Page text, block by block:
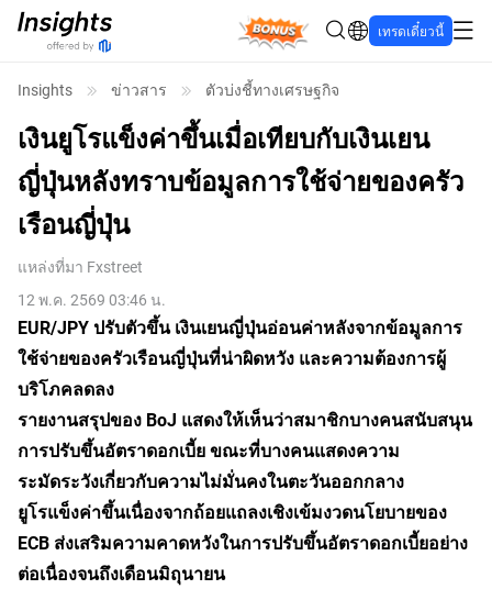
Bonus เทรดเดี๋ยวนี้
Insights ข่าวสาร ตัวบ่งชี้ทางเศรษฐกิจ
เงินยูโรแข็งค่าขึ้นเมื่อเทียบกับเงินเยน
ญี่ปุ่นหลังทราบข้อมูลการใช้จ่ายของครัว
เรือนญี่ปุ่น
แหล่งที่มา Fxstreet
12 พ.ค. 2569 03:46 น.
EUR/JPY ปรับตัวขึ้น เงินเยนญี่ปุ่นอ่อนค่าหลังจากข้อมูลการ
ใช้จ่ายของครัวเรือนญี่ปุ่นที่น่าผิดหวัง และความต้องการผู้
บริโภคลดลง
รายงานสรุปของ BoJ แสดงให้เห็นว่าสมาชิกบางคนสนับสนุน
การปรับขึ้นอัตราดอกเบี้ย ขณะที่บางคนแสดงความ
ระมัดระวังเกี่ยวกับความไม่มั่นคงในตะวันออกกลาง
ยูโรแข็งค่าขึ้นเนื่องจากถ้อยแถลงเชิงเข้มงวดนโยบายของ
ECB ส่งเสริมความคาดหวังในการปรับขึ้นอัตราดอกเบี้ยอย่าง
ต่อเนื่องจนถึงเดือนมิถุนายน